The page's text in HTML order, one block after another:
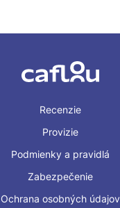
Recenzie
Provizie
Podmienky a pravidlá
Zabezpečenie
Ochrana osobných údajov